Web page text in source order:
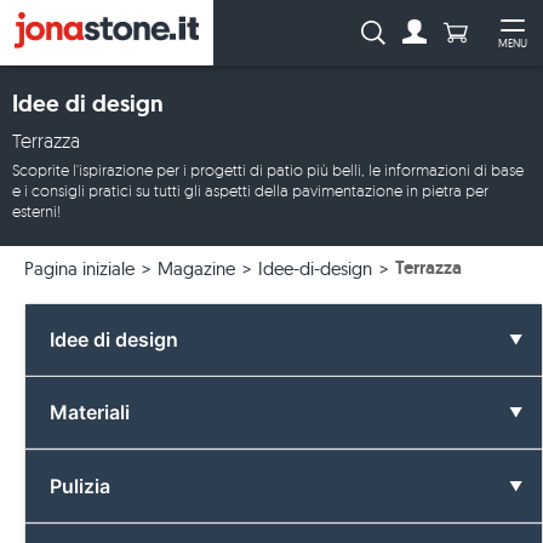
MENU
Ricerca: Numero di
Idee di design
Terrazza
Scoprite l'ispirazione per i progetti di patio più belli, le informazioni di base
e i consigli pratici su tutti gli aspetti della pavimentazione in pietra per
esterni!
Pagina iniziale Magazine Idee-di-design Terrazza
Idee di design
Tutte le idee di design
Bagno
Materiali
Tutti i materiali
Basalto
Pulizia